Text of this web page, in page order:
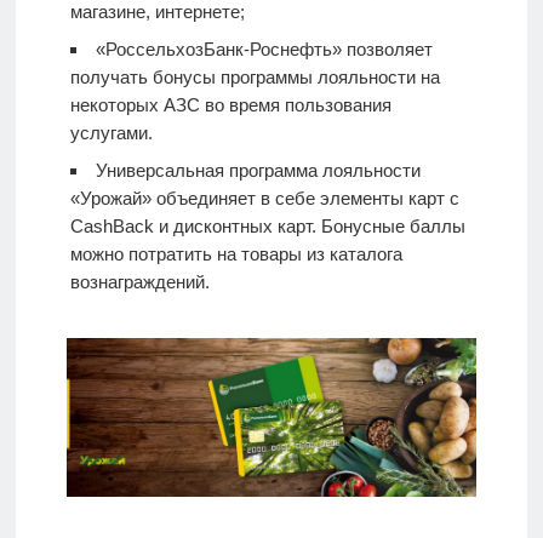
магазине, интернете;
«РоссельхозБанк-Роснефть» позволяет
получать бонусы программы лояльности на
некоторых АЗС во время пользования
услугами.
Универсальная программа лояльности
«Урожай» объединяет в себе элементы карт с
CashBack и дисконтных карт. Бонусные баллы
можно потратить на товары из каталога
вознаграждений.